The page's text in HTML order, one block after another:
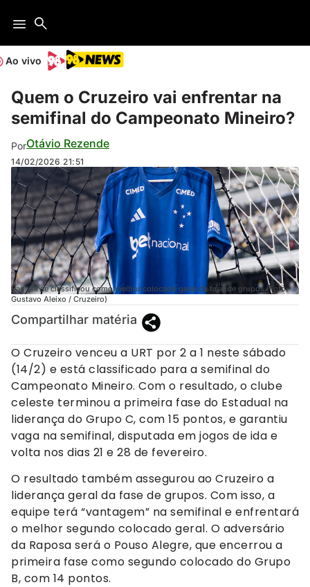
Ao vivo
Quem o Cruzeiro vai enfrentar na
semifinal do Campeonato Mineiro?
PorOtávio Rezende
14/02/2026 21:51
Raposa se classificou como melhor colocado geral da fase de grupos (Foto:
Gustavo Aleixo / Cruzeiro)
Compartilhar matéria
O Cruzeiro venceu a URT por 2 a 1 neste sábado
(14/2) e está classificado para a semifinal do
Campeonato Mineiro. Com o resultado, o clube
celeste terminou a primeira fase do Estadual na
liderança do Grupo C, com 15 pontos, e garantiu
vaga na semifinal, disputada em jogos de ida e
volta nos dias 21 e 28 de fevereiro.
O resultado também assegurou ao Cruzeiro a
liderança geral da fase de grupos. Com isso, a
equipe terá “vantagem” na semifinal e enfrentará
o melhor segundo colocado geral. O adversário
da Raposa será o Pouso Alegre, que encerrou a
primeira fase como segundo colocado do Grupo
B, com 14 pontos.